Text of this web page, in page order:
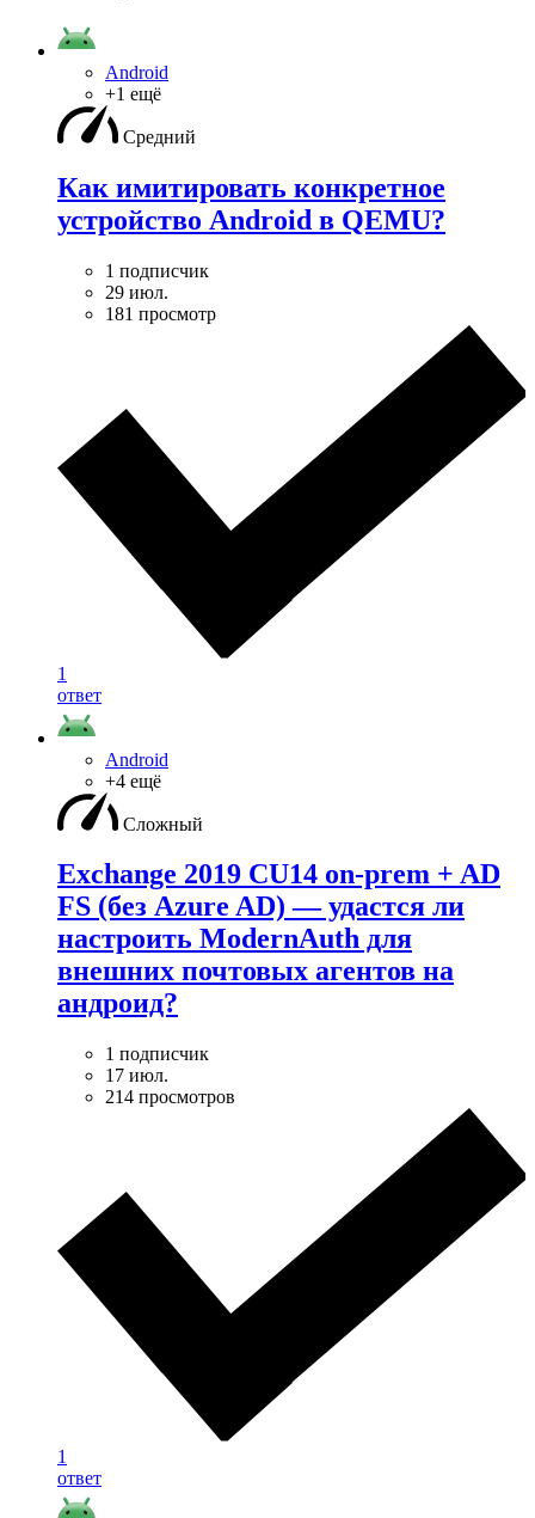
Android
+1 ещё
Средний
Как имитировать конкретное
устройство Android в QEMU?
1 подписчик
29 июл.
181 просмотр
1
ответ
Android
+4 ещё
Сложный
Exchange 2019 CU14 on-prem + AD
FS (без Azure AD) — удаcтся ли
настроить ModernAuth для
внешних почтовых агентов на
андроид?
1 подписчик
17 июл.
214 просмотров
1
ответ